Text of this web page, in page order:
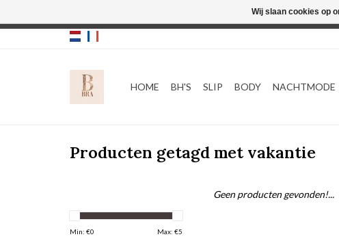
HOME BH'S SLIP BODY NACHTMODE
Producten getagd met vakantie
Min: €0 Max: €5
Geen producten gevonden!...
Wij slaan cookies op